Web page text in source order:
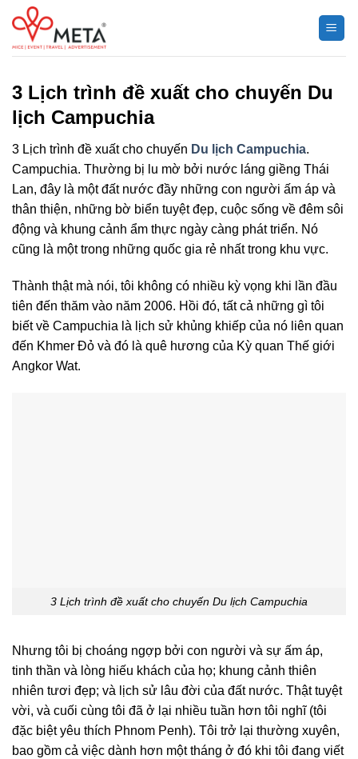
Chuyển
đến
nội
3 Lịch trình đề xuất cho chuyến Du
lịch Campuchia
3 Lịch trình đề xuất cho chuyến Du lịch Campuchia.
Campuchia. Thường bị lu mờ bởi nước láng giềng Thái
Lan, đây là một đất nước đầy những con người ấm áp và
thân thiện, những bờ biển tuyệt đẹp, cuộc sống về đêm sôi
động và khung cảnh ẩm thực ngày càng phát triển. Nó
cũng là một trong những quốc gia rẻ nhất trong khu vực.
Thành thật mà nói, tôi không có nhiều kỳ vọng khi lần đầu
tiên đến thăm vào năm 2006. Hồi đó, tất cả những gì tôi
biết về Campuchia là lịch sử khủng khiếp của nó liên quan
đến Khmer Đỏ và đó là quê hương của Kỳ quan Thế giới
Angkor Wat.
3 Lịch trình đề xuất cho chuyến Du lịch Campuchia
Nhưng tôi bị choáng ngợp bởi con người và sự ấm áp,
tinh thần và lòng hiếu khách của họ; khung cảnh thiên
nhiên tươi đẹp; và lịch sử lâu đời của đất nước. Thật tuyệt
vời, và cuối cùng tôi đã ở lại nhiều tuần hơn tôi nghĩ (tôi
đặc biệt yêu thích Phnom Penh). Tôi trở lại thường xuyên,
bao gồm cả việc dành hơn một tháng ở đó khi tôi đang viết